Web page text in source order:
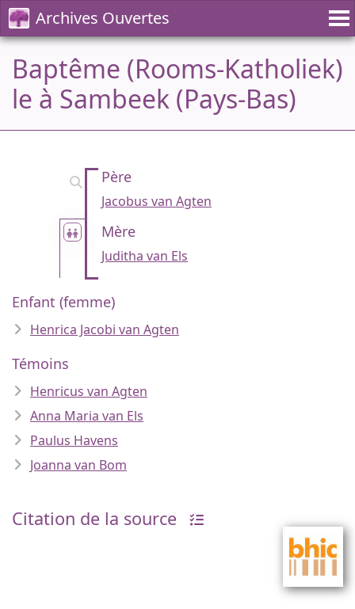
Archives Ouvertes
Baptême (Rooms-Katholiek)
le à Sambeek (Pays-Bas)
Père
Jacobus van Agten
Mère
Juditha van Els
Enfant (femme)
Henrica Jacobi van Agten
Témoins
Henricus van Agten
Anna Maria van Els
Paulus Havens
Joanna van Bom
Citation de la source